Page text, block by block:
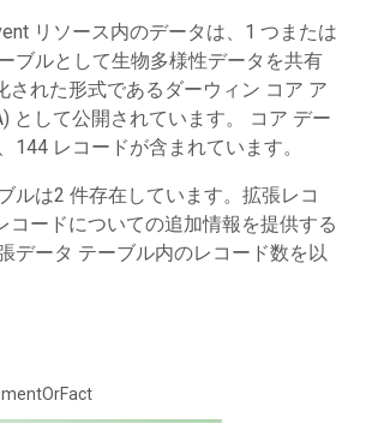
リソース内のデータは、1 つまたは
ブルとして生物多様性データを共有
された形式であるダーウィン コア ア
として公開されています。 コア デー
144 レコードが含まれています。
ルは2 件存在しています。拡張レコ
コードについての追加情報を提供する
データ テーブル内のレコード数を以